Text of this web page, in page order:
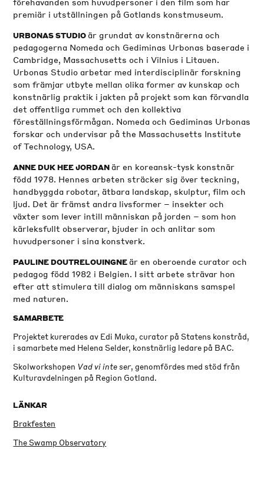
premiär i utställningen på Gotlands konstmuseum.
URBONAS STUDIO är grundat av konstnärerna och
pedagogerna Nomeda och Gediminas Urbonas baserade i
Cambridge, Massachusetts och i Vilnius i Litauen.
Urbonas Studio arbetar med interdisciplinär forskning
som främjar utbyte mellan olika former av kunskap och
konstnärlig praktik i jakten på projekt som kan förvandla
det offentliga rummet och den kollektiva
föreställningsförmågan. Nomeda och Gediminas Urbonas
forskar och undervisar på the Massachusetts Institute
of Technology, USA.
ANNE DUK HEE JORDAN är en koreansk-tysk konstnär
född 1978. Hennes arbeten sträcker sig över teckning,
handbyggda robotar, ätbara landskap, skulptur, film och
ljud. Det är främst andra livsformer – insekter och
växter som lever intill människan på jorden – som hon
kärleksfullt observerar, bjuder in och anlitar som
huvudpersoner i sina konstverk.
PAULINE DOUTRELOUINGNE är en oberoende curator och
pedagog född 1982 i Belgien. I sitt arbete strävar hon
efter att stimulera till dialog om människans samspel
med naturen.
SAMARBETE
Projektet kurerades av Edi Muka, curator på Statens konstråd,
i samarbete med Helena Selder, konstnärlig ledare på BAC.
Skolworkshopen Vad vi inte ser, genomfördes med stöd från
Kulturavdelningen på Region Gotland.
LÄNKAR
Brakfesten
The Swamp Observatory